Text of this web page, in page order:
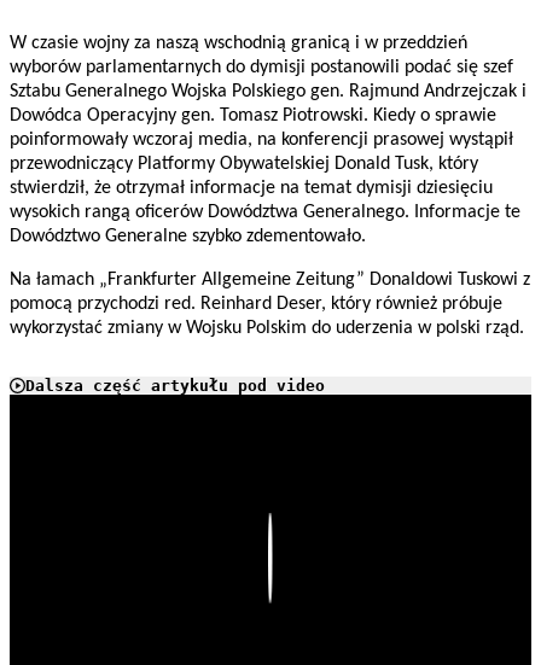
W czasie wojny za naszą wschodnią granicą i w przeddzień
wyborów parlamentarnych do dymisji postanowili podać się szef
Sztabu Generalnego Wojska Polskiego gen. Rajmund Andrzejczak i
Dowódca Operacyjny gen. Tomasz Piotrowski. Kiedy o sprawie
poinformowały wczoraj media, na konferencji prasowej wystąpił
przewodniczący Platformy Obywatelskiej Donald Tusk, który
stwierdził, że otrzymał informacje na temat dymisji dziesięciu
wysokich rangą oficerów Dowództwa Generalnego. Informacje te
Dowództwo Generalne szybko zdementowało.
Na łamach „Frankfurter Allgemeine Zeitung” Donaldowi Tuskowi z
pomocą przychodzi red. Reinhard Deser, który również próbuje
wykorzystać zmiany w Wojsku Polskim do uderzenia w polski rząd.
Dalsza część artykułu pod video